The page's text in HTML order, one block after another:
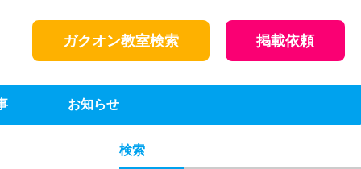
ガクオン教室検索 掲載依頼
お知らせ
検索